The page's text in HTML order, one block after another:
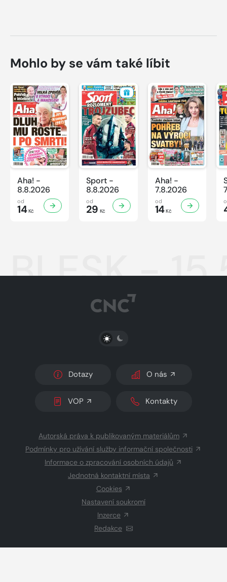
Mohlo by se vám také líbit
Aha! -
8.8.2026
od
14Kč
Sport -
8.8.2026
od
29 Kč
Aha! -
7.8.2026
od
14Kč
BLESK -
PŘEPNOUT SVĚTLÝ/TMAVÝ REŽIM
Dotazy O nás
VOP Kontakty
Autorská práva k publikovaným materiálům
Podmínky pro užívání služby informační společnosti
Informace o zpracování osobních údajů
Jednotná kontaktní místa
Cookies
Nastavení soukromí
Inzerce
Redakce